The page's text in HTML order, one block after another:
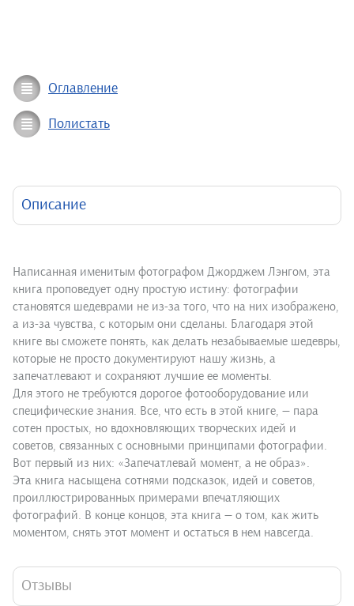
Оглавление
Полистать
Описание
Написанная именитым фотографом Джорджем Лэнгом, эта
книга проповедует одну простую истину: фотографии
становятся шедеврами не из-за того, что на них изображено,
а из-за чувства, с которым они сделаны. Благодаря этой
книге вы сможете понять, как делать незабываемые шедевры,
которые не просто документируют нашу жизнь, а
запечатлевают и сохраняют лучшие ее моменты.
Для этого не требуются дорогое фотооборудование или
специфические знания. Все, что есть в этой книге, — пара
сотен простых, но вдохновляющих творческих идей и
советов, связанных с основными принципами фотографии.
Вот первый из них: «Запечатлевай момент, а не образ».
Эта книга насыщена сотнями подсказок, идей и советов,
проиллюстрированных примерами впечатляющих
фотографий. В конце концов, эта книга — о том, как жить
моментом, снять этот момент и остаться в нем навсегда.
Отзывы